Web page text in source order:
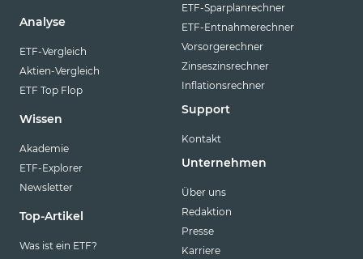
Analyse
ETF-Vergleich
Aktien-Vergleich
ETF Top Flop
Wissen
Akademie
ETF-Explorer
Newsletter
Top-Artikel
Was ist ein ETF?
ETF-Sparplanrechner
ETF-Entnahmerechner
Vorsorgerechner
Zinseszinsrechner
Inflationsrechner
Support
Kontakt
Unternehmen
Über uns
Redaktion
Presse
Karriere